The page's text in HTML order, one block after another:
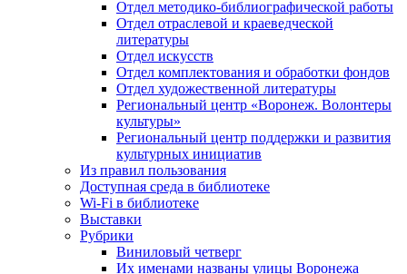
Отдел методико-библиографической работы
Отдел отраслевой и краеведческой
литературы
Отдел искусств
Отдел комплектования и обработки фондов
Отдел художественной литературы
Региональный центр «Воронеж. Волонтеры
культуры»
Региональный центр поддержки и развития
культурных инициатив
Из правил пользования
Доступная среда в библиотеке
Wi-Fi в библиотеке
Выставки
Рубрики
Виниловый четверг
Их именами названы улицы Воронежа